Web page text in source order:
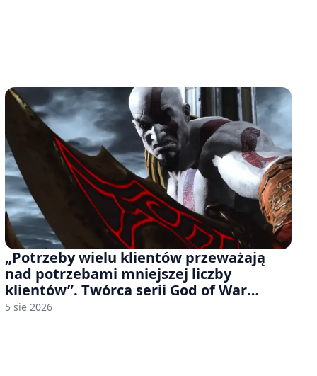
„Potrzeby wielu klientów przeważają
nad potrzebami mniejszej liczby
klientów”. Twórca serii God of War
sugeruje, że rozumie, dlaczego Sony
5 sie 2026